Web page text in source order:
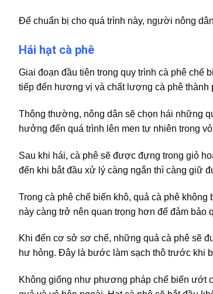
Để chuẩn bị cho quá trình này, người nông
Hái hạt cà phê
Giai đoạn đầu tiên trong quy trình cà phê
tiếp đến hương vị và chất lượng cà phê thành
Thông thường, nông dân sẽ chọn hái những
hưởng đến quá trình lên men tự nhiên trong
Sau khi hái, cà phê sẽ được đựng trong giỏ
đến khi bắt đầu xử lý càng ngắn thì càng giữ
Trong cà phê chế biến khô, quả cà phê
này càng trở nên quan trọng hơn để đảm bảo
Khi đến cơ sở sơ chế, những quả cà phê sẽ
hư hỏng. Đây là bước làm sạch thô trước khi
Không giống như phương pháp chế biến ướt